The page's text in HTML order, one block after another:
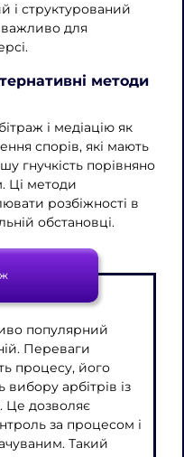
і структурований
для
методи
і медіацію як
спорів, які мають
гнучкість порівняно
Ці методи
розбіжності в
обстановці.
популярний
Переваги
процесу, його
вибору арбітрів із
Це дозволяє
за процесом і
Такий